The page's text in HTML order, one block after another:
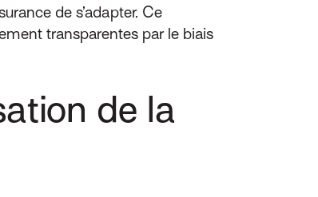
de s’adapter. Ce
transparentes par le biais
de la